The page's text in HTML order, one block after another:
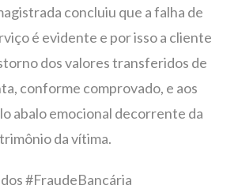
concluiu que a falha de
é evidente e por isso a cliente
dos valores transferidos de
conforme comprovado, e aos
abalo emocional decorrente da
da vítima.
#FraudeBancária